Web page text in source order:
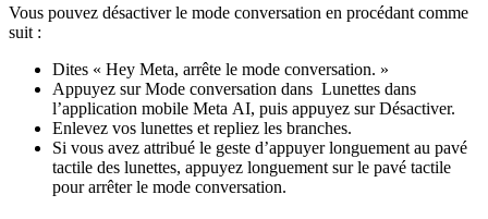
Vous pouvez désactiver le mode conversation en procédant comme
suit :
Dites « Hey Meta, arrête le mode conversation. »
Appuyez surMode conversation dans Lunettes dans
l’application mobile Meta AI, puis appuyez surDésactiver.
Enlevez vos lunettes et repliez les branches.
Si vous avez attribué le geste d’appuyer longuement au pavé
tactile des lunettes, appuyez longuement sur le pavé tactile
pour arrêter le mode conversation.